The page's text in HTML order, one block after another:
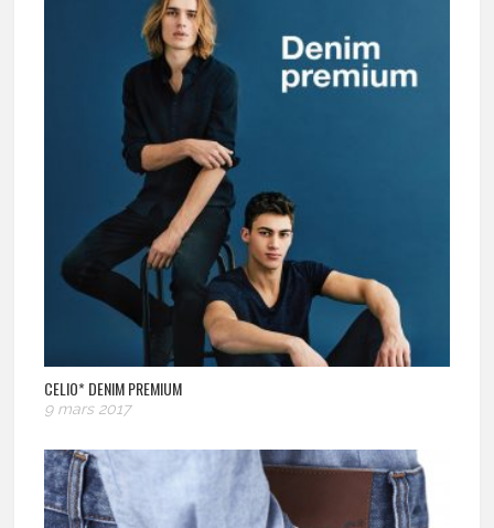
CELIO* DENIM PREMIUM
9 mars 2017